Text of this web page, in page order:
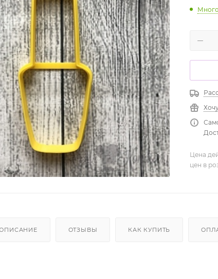
Много
Цена
цен в
ОТЗЫВЫ КАК КУПИТЬ